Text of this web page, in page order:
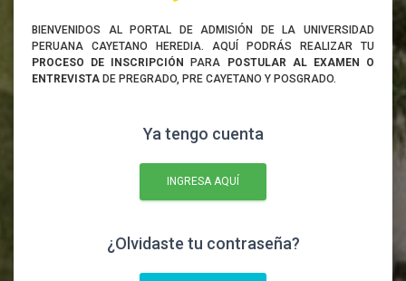
BIENVENIDOS AL PORTAL DE ADMISIÓN DE LA UNIVERSIDAD
PERUANA CAYETANO HEREDIA. AQUÍ PODRÁS REALIZAR TU
PROCESO DE INSCRIPCIÓN PARA
POSTULAR AL EXAMEN O
ENTREVISTA DE PREGRADO, PRE CAYETANO Y POSGRADO.
Ya tengo cuenta
INGRESA AQUÍ
¿Olvidaste tu contraseña?